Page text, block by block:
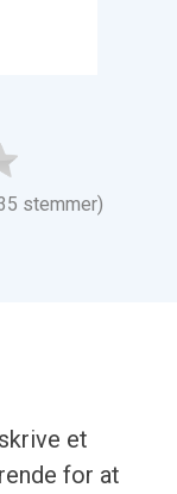
stemmer)
et
for at